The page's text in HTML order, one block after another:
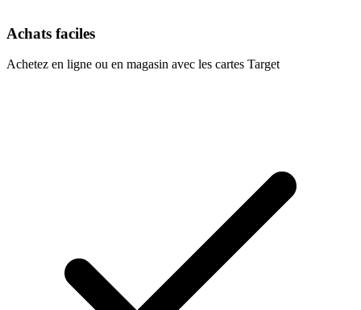
Achats faciles
Achetez en ligne ou en magasin avec les cartes Target